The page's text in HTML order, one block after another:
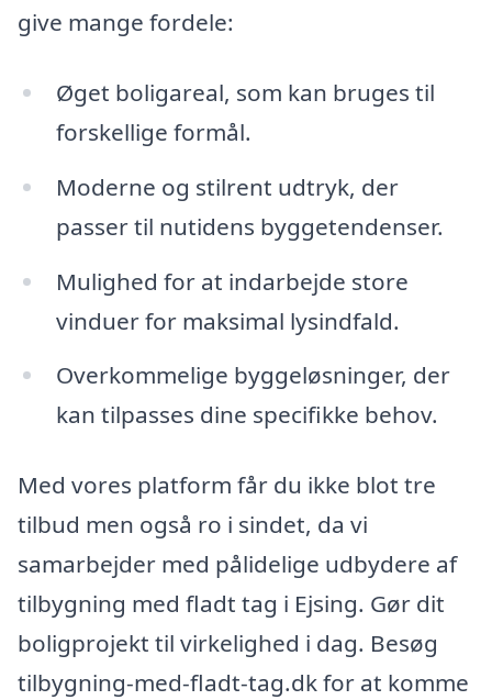
give mange fordele:
Øget boligareal, som kan bruges til
forskellige formål.
Moderne og stilrent udtryk, der
passer til nutidens byggetendenser.
Mulighed for at indarbejde store
vinduer for maksimal lysindfald.
Overkommelige byggeløsninger, der
kan tilpasses dine specifikke behov.
Med vores platform får du ikke blot tre
tilbud men også ro i sindet, da vi
samarbejder med pålidelige udbydere af
tilbygning med fladt tag i Ejsing. Gør dit
boligprojekt til virkelighed i dag. Besøg
tilbygning-med-fladt-tag.dk for at komme